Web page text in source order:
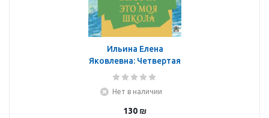
Ильина Елена
Яковлевна: Четвертая
высота. Это моя школа
Нет в наличии
130 ₪